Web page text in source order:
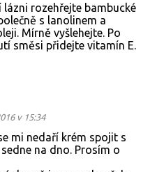
lázni rozehřejte bambucké
s lanolinem a
Mírně vyšlehejte. Po
směsi přidejte vitamín E.
v 15:34
mi nedaří krém spojit s
na dno. Prosím o